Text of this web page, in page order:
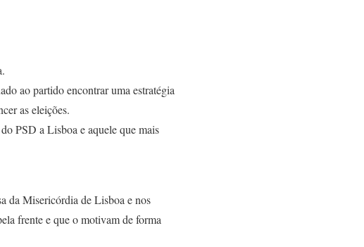
ao partido encontrar uma estratégia
as eleições.
PSD a Lisboa e aquele que mais
da Misericórdia de Lisboa e nos
frente e que o motivam de forma